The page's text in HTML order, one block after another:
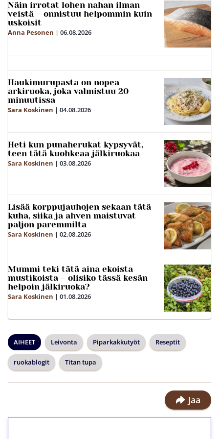
Näin irrotat lohen nahan ilman
veistä – onnistuu helpommin kuin
uskoisit
Anna Pesonen | 06.08.2026
Haukimurupasta on nopea
arkiruoka, joka valmistuu 20
minuutissa
Sara Koskinen | 04.08.2026
Heti kun punaherukat kypsyvät,
teen tätä kuohkeaa jälkiruokaa
Sara Koskinen | 03.08.2026
Lisää korppujauhojen sekaan tätä –
kuha, siika ja ahven maistuvat
paljon paremmilta
Sara Koskinen | 02.08.2026
Mummi teki tätä aina ekoista
mustikoista – olisiko tässä kesän
helpoin jälkiruoka?
Sara Koskinen | 01.08.2026
AIHEET Leivonta Piparkakkutyöt Reseptit
ruokablogit Titan tupa
Jaa